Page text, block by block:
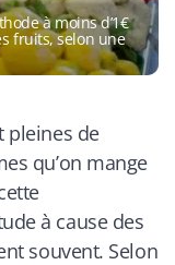
à moins d’1€
fruits, selon une
pleines de
qu’on mange
à cause des
souvent. Selon